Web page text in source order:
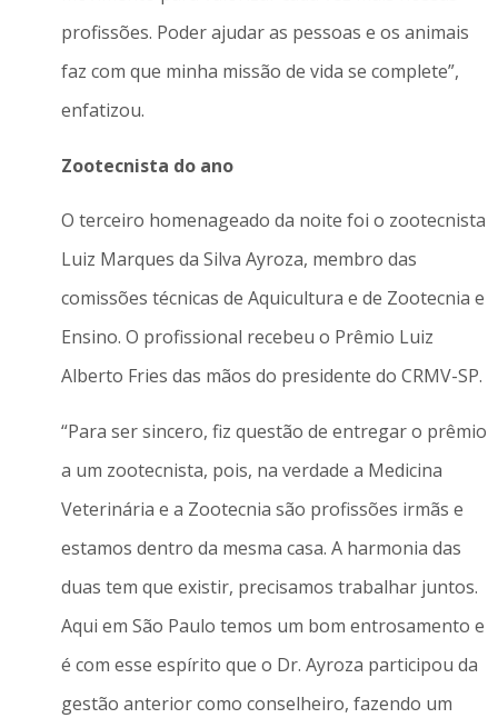
profissões. Poder ajudar as pessoas e os animais
faz com que minha missão de vida se complete”,
enfatizou.
Zootecnista do ano
O terceiro homenageado da noite foi o zootecnista
Luiz Marques da Silva Ayroza, membro das
comissões técnicas de Aquicultura e de Zootecnia e
Ensino. O profissional recebeu o Prêmio Luiz
Alberto Fries das mãos do presidente do CRMV-SP.
“Para ser sincero, fiz questão de entregar o prêmio
a um zootecnista, pois, na verdade a Medicina
Veterinária e a Zootecnia são profissões irmãs e
estamos dentro da mesma casa. A harmonia das
duas tem que existir, precisamos trabalhar juntos.
Aqui em São Paulo temos um bom entrosamento e
é com esse espírito que o Dr. Ayroza participou da
gestão anterior como conselheiro, fazendo um